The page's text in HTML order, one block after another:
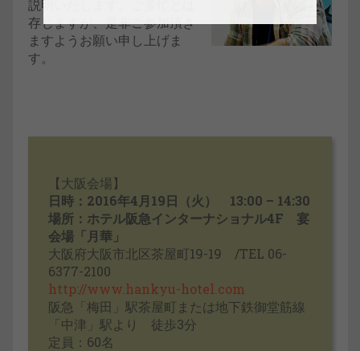
説明いたします。ご多忙とは
存じますが、是非ご参加頂き
ますようお願い申し上げま
す。
【大阪会場】
日時：2016年4月19日（火） 13:00 – 14:30
場所：ホテル阪急インターナショナル4F 宴
会場「月華」
大阪府大阪市北区茶屋町19-19 /TEL 06-
6377-2100
http://www.hankyu-hotel.com
阪急「梅田」駅茶屋町または地下鉄御堂筋線
「中津」駅より 徒歩3分
定員：60名